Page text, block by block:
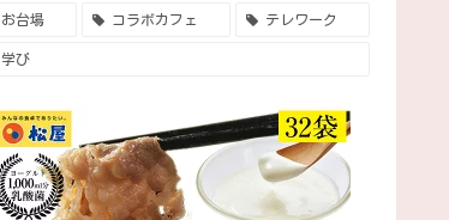
お台場 コラボカフェ テレワーク
学び